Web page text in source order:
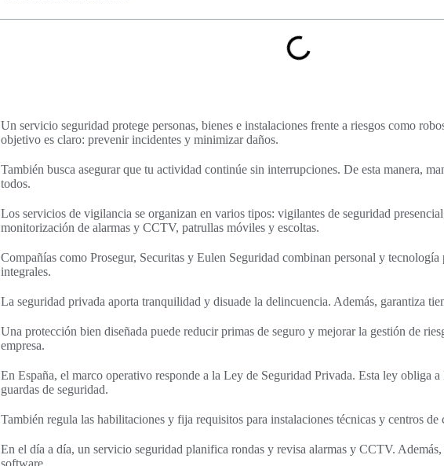
Un servicio seguridad protege personas, bienes e instalaciones frente a riesgos como
objetivo es claro: prevenir incidentes y minimizar daños.
También busca asegurar que tu actividad continúe sin interrupciones. De esta manera,
todos.
Los servicios de vigilancia se organizan en varios tipos: vigilantes de seguridad
monitorización de alarmas y CCTV, patrullas móviles y escoltas.
Compañías como Prosegur, Securitas y Eulen Seguridad combinan personal y tecnología
integrales.
La seguridad privada aporta tranquilidad y disuade la delincuencia. Además, garantiza
Una protección bien diseñada puede reducir primas de seguro y mejorar la gestión de
empresa.
En España, el marco operativo responde a la Ley de Seguridad Privada. Esta ley obliga
guardas de seguridad.
También regula las habilitaciones y fija requisitos para instalaciones técnicas y centros de
En el día a día, un servicio seguridad planifica rondas y revisa alarmas y CCTV.
software.